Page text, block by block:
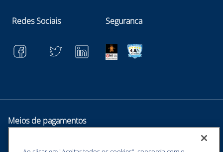
Redes Sociais Seguranca
Meios de pagamentos